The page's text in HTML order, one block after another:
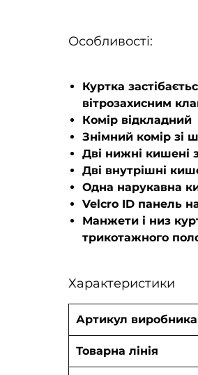
Особливості:
Куртка
вітрозахисним
Комір відкладний
Знімний комір зі
Дві нижні кишені
Дві внутрішні
Одна нарукавна
Velcro ID панель
Манжети і низ
трикотажного
Характеристики
Артикул виробника
Товарна лінія